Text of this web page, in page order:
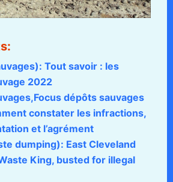
Tout savoir : les
2022
dépôts sauvages
constater les infractions,
et l’agrément
dumping): East Cleveland
King, busted for illegal